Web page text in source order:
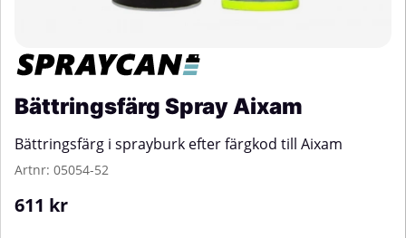
Bättringsfärg Spray Aixam
Bättringsfärg i sprayburk efter färgkod till Aixam
Artnr: 05054-52
611 kr